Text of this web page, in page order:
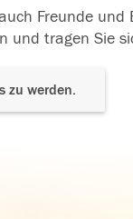
Freunde
und tragen Sie
zu werden.